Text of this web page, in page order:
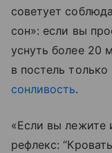
советует
сон»: если вы
уснуть более 20
в постель
сонливость.
«Если вы лежите
рефлекс: